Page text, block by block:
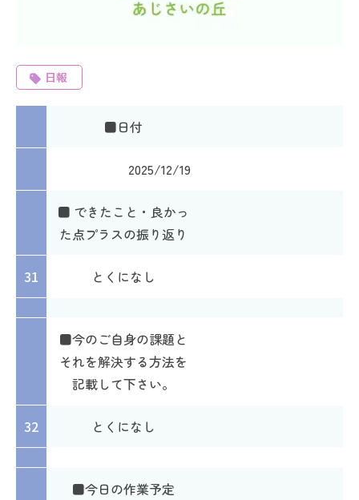
日報
■日付
2025/12/19
■ できたこと・良かっ
た点プラスの振り返り
31 とくになし
■今のご自身の課題と
それを解決する方法を
記載して下さい。
32 とくになし
■今日の作業予定